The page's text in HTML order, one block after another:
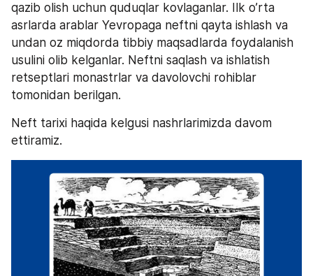
qazib olish uchun quduqlar kovlaganlar. Ilk o’rta
asrlarda arablar Yevropaga neftni qayta ishlash va
undan oz miqdorda tibbiy maqsadlarda foydalanish
usulini olib kelganlar. Neftni saqlash va ishlatish
retseptlari monastrlar va davolovchi rohiblar
tomonidan berilgan.
Neft tarixi haqida kelgusi nashrlarimizda davom
ettiramiz.